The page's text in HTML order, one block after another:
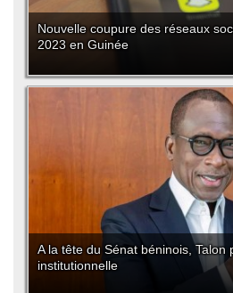
Nouvelle coupure des réseaux
2023 en Guinée
A la tête du Sénat béninois, Talon
institutionnelle